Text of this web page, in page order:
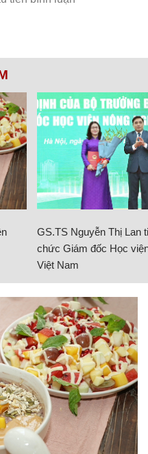
GS.TS Nguyễn Thị Lan
chức Giám đốc Học
Việt Nam